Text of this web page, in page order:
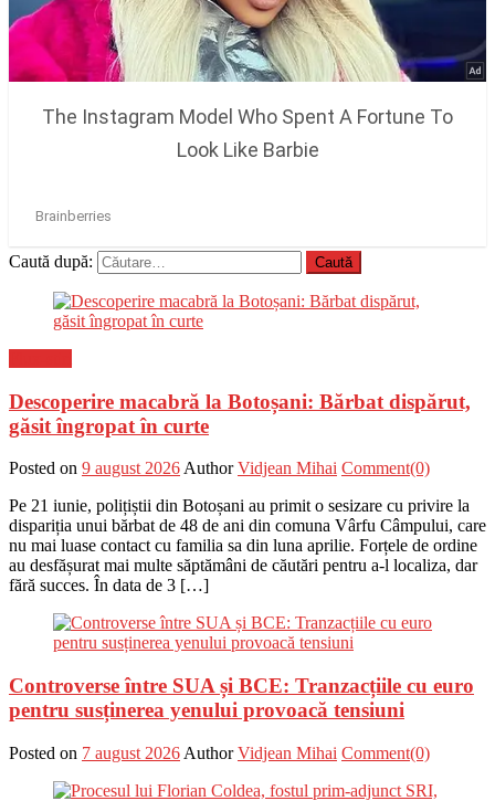
Caută după:
Descoperire macabră la Botoșani: Bărbat dispărut,
găsit îngropat în curte
Posted on 9 august 2026 Author Vidjean Mihai Comment(0)
Pe 21 iunie, polițiștii din Botoșani au primit o sesizare cu privire la
dispariția unui bărbat de 48 de ani din comuna Vârfu Câmpului, care
nu mai luase contact cu familia sa din luna aprilie. Forțele de ordine
au desfășurat mai multe săptămâni de căutări pentru a-l localiza, dar
fără succes. În data de 3 […]
Controverse între SUA și BCE: Tranzacțiile cu euro
pentru susținerea yenului provoacă tensiuni
Posted on 7 august 2026 Author Vidjean Mihai Comment(0)